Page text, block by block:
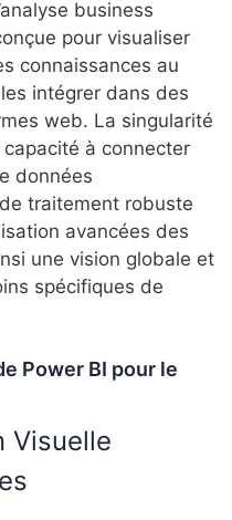
business
pour visualiser
connaissances au
intégrer dans des
web. La singularité
à connecter
données
traitement robuste
avancées des
une vision globale et
spécifiques de
Power BI pour le
Visuelle